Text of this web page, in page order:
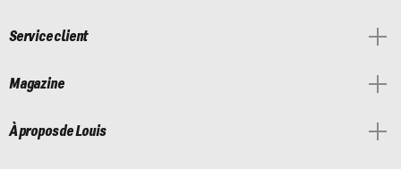
Service client
Magazine
À propos de Louis